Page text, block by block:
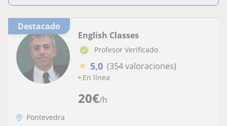
Destacado
20€/h
English Classes
Profesor Verificado
★ 5,0 (354 valoraciones)
En línea
Pontevedra